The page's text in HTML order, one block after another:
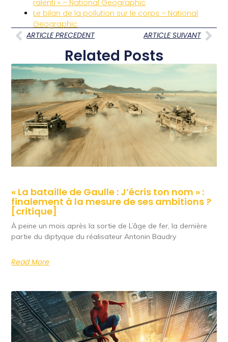
ralenti » – National Geographic
Le bilan de la pollution sur le corps – National
Geographic
ARTICLE PRECEDENT
ARTICLE SUIVANT
Related Posts
« La bataille de Gaulle : J’écris ton nom » :
finalement à la mesure de ses ambitions ?
[critique]
À peine un mois après la sortie de L’âge de fer, la dernière
partie du diptyque du réalisateur Antonin Baudry
Read More